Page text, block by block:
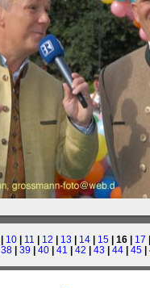
| 10 | 11 | 12 | 13 | 14 | 15 | 16 | 17
38 | 39 | 40 | 41 | 42 | 43 | 44 | 45 |